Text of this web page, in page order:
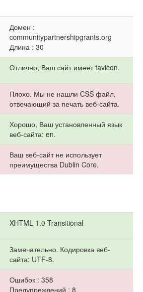
Домен :
communitypartnershipgrants.org
Длина : 30
Отлично, Ваш сайт имеет favicon.
Плохо. Мы не нашли CSS файл,
отвечающий за печать веб-сайта.
Хорошо, Ваш установленный язык
веб-сайта: en.
Ваш веб-сайт не использует
преимущества Dublin Core.
XHTML 1.0 Transitional
Замечательно. Кодировка веб-
сайта: UTF-8.
Ошибок : 358
Предупреждений : 8